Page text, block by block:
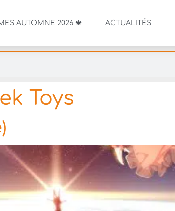
AUTOMNE 2026 🍁 ACTUALITÉS
Toys